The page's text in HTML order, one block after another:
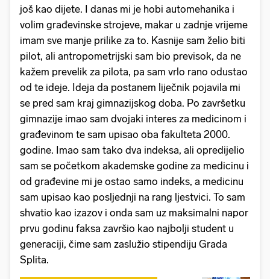
još kao dijete. I danas mi je hobi automehanika i
volim građevinske strojeve, makar u zadnje vrijeme
imam sve manje prilike za to. Kasnije sam želio biti
pilot, ali antropometrijski sam bio previsok, da ne
kažem prevelik za pilota, pa sam vrlo rano odustao
od te ideje. Ideja da postanem liječnik pojavila mi
se pred sam kraj gimnazijskog doba. Po završetku
gimnazije imao sam dvojaki interes za medicinom i
građevinom te sam upisao oba fakulteta 2000.
godine. Imao sam tako dva indeksa, ali opredijelio
sam se početkom akademske godine za medicinu i
od građevine mi je ostao samo indeks, a medicinu
sam upisao kao posljednji na rang ljestvici. To sam
shvatio kao izazov i onda sam uz maksimalni napor
prvu godinu faksa završio kao najbolji student u
generaciji, čime sam zaslužio stipendiju Grada
Splita.